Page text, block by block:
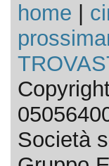
home
Società